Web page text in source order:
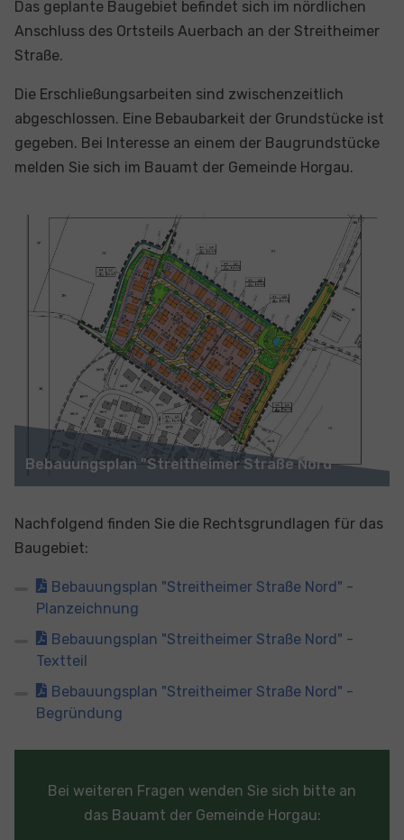
Das geplante Baugebiet befindet sich im nördlichen
Anschluss des Ortsteils Auerbach an der Streitheimer
Straße.
Die Erschließungsarbeiten sind zwischenzeitlich
abgeschlossen. Eine Bebaubarkeit der Grundstücke ist
gegeben. Bei Interesse an einem der Baugrundstücke
melden Sie sich im Bauamt der Gemeinde Horgau.
Show larger version for:
Bebauungsplan "Streitheimer Straße Nord"
Nachfolgend finden Sie die Rechtsgrundlagen für das
Baugebiet:
Bebauungsplan "Streitheimer Straße Nord" -
Planzeichnung
Bebauungsplan "Streitheimer Straße Nord" -
Textteil
Bebauungsplan "Streitheimer Straße Nord" -
Begründung
Bei weiteren Fragen wenden Sie sich bitte an
das Bauamt der Gemeinde Horgau: